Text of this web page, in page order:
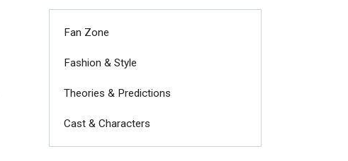
Fan Zone
Fashion & Style
Theories & Predictions
Cast & Characters